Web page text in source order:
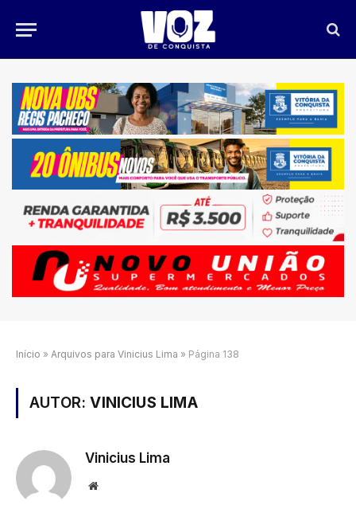
Início » Arquivos para Vinicius Lima » Página 138
AUTOR:VINICIUS LIMA
Vinicius Lima
Site